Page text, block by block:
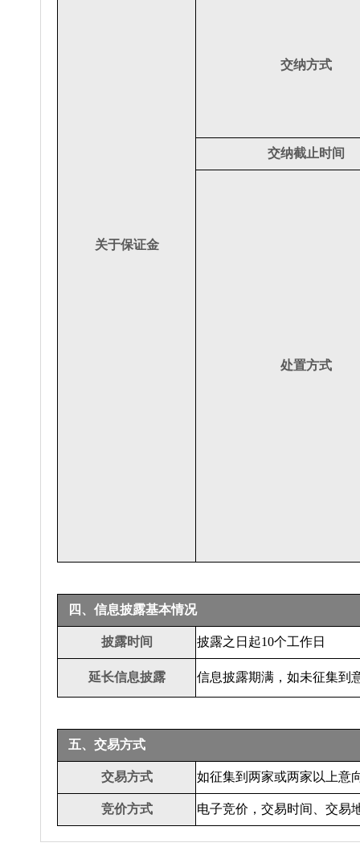
关于保证金
交纳方式
交纳截止时间
处置方式
四、信息披露基本情况
披露时间 披露之日起10个工作日
延长信息披露 信息披露期满，如未征集到
五、交易方式
交易方式 如征集到两家或两家以上意
竞价方式 电子竞价，交易时间、交易